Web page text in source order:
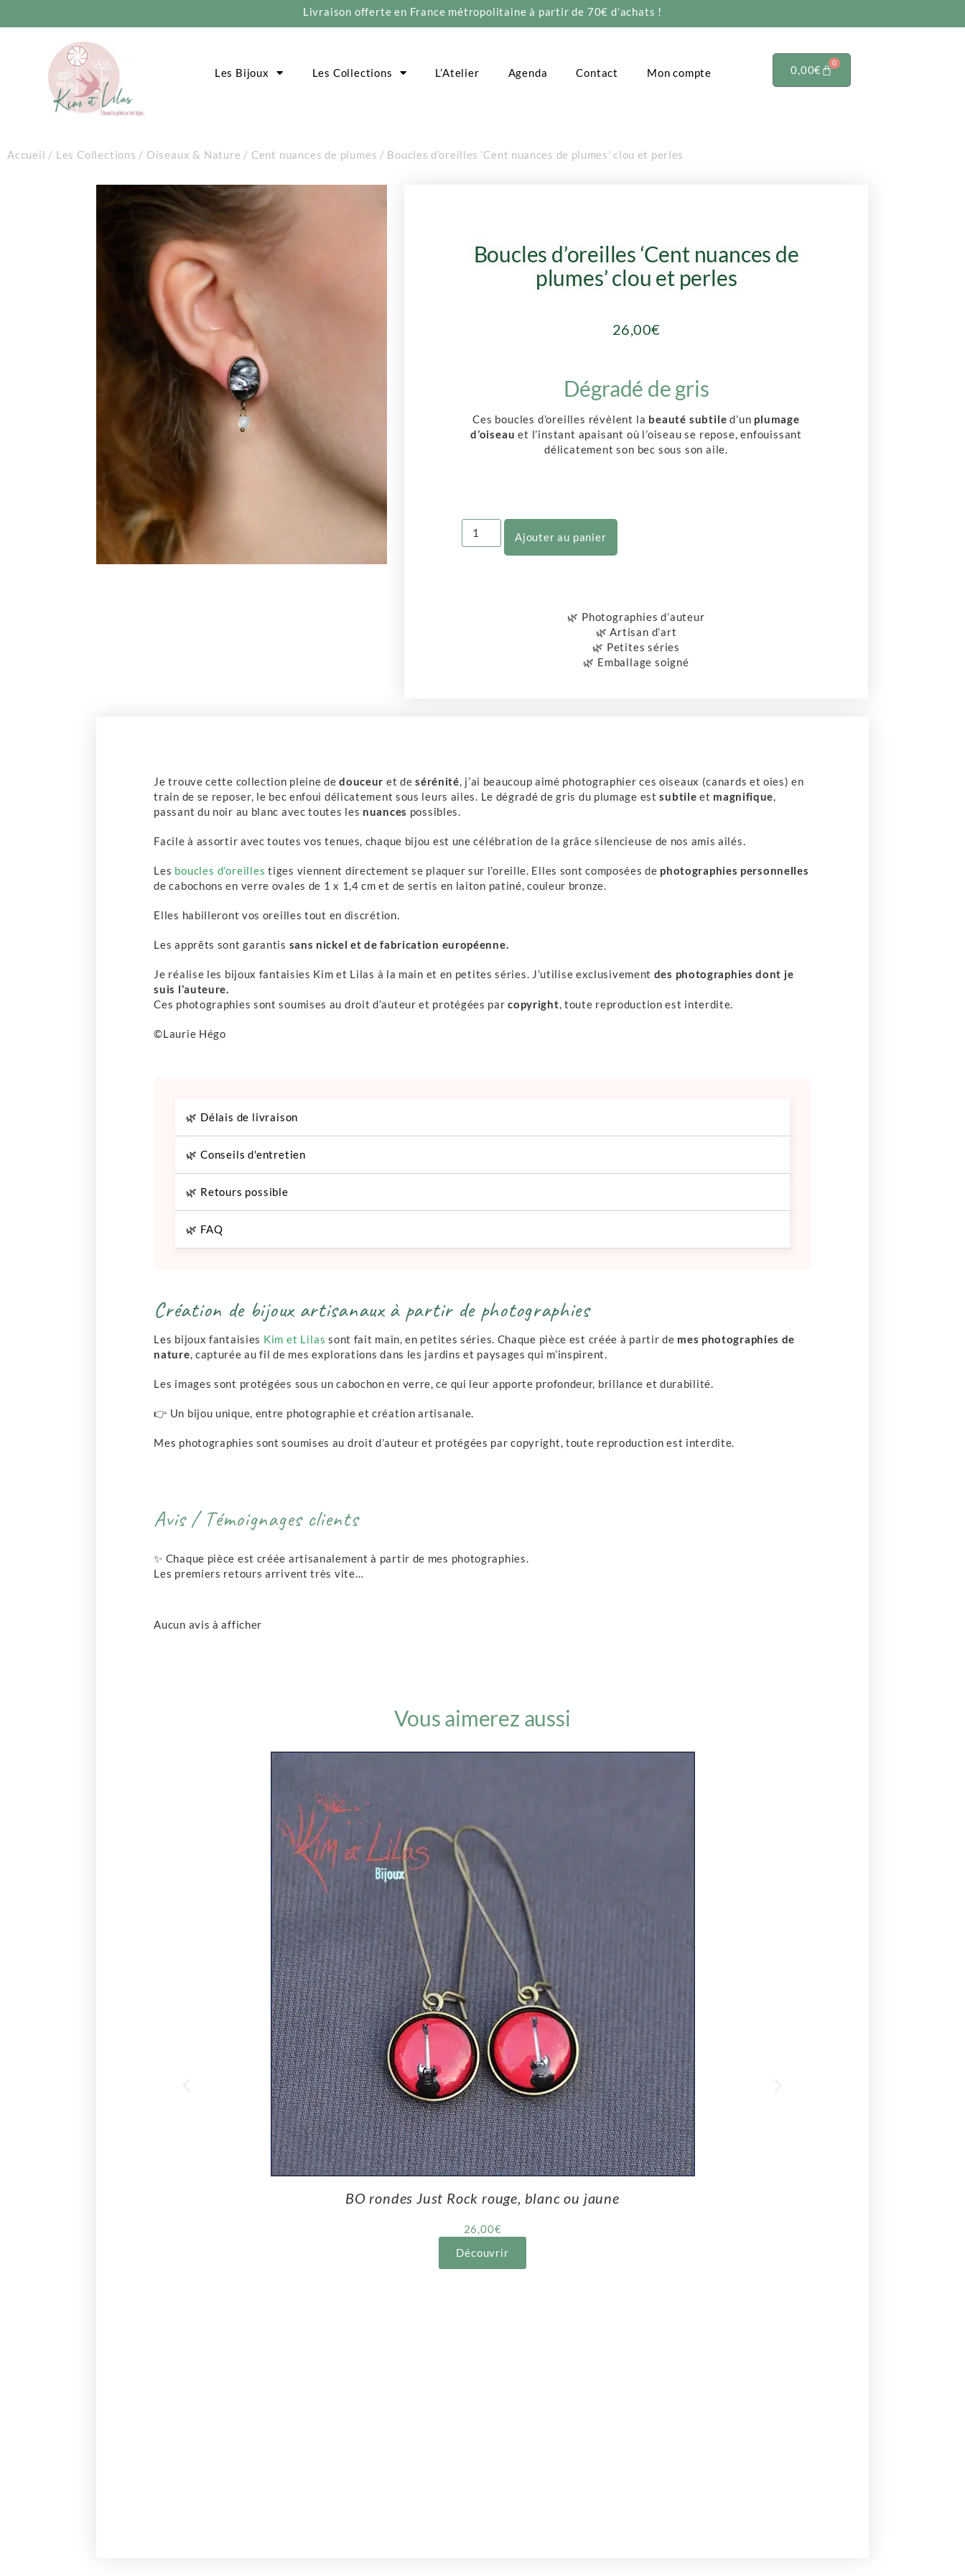
Livraison offerte en France métropolitaine à partir de 70€ d’achats !
Les Bijoux Les Collections L’Atelier Agenda Contact Mon compte 0,00€
0
Accueil / Les Collections / Oiseaux & Nature / Cent nuances de plumes / Boucles d’oreilles ‘Cent nuances de plumes’ clou et perles
Boucles d’oreilles ‘Cent nuances de
plumes’ clou et perles
26,00€
Dégradé de gris
Ces boucles d’oreilles révèlent la beauté subtile d’un plumage
d’oiseau et l’instant apaisant où l’oiseau se repose, enfouissant
délicatement son bec sous son aile.
Ajouter au panier
🌿 Photographies d’auteur
🌿 Artisan d’art
🌿 Petites séries
🌿 Emballage soigné
Je trouve cette collection pleine dedouceur et desérénité, j’ai beaucoup aimé photographier ces oiseaux (canards et oies) en
train de se reposer, le bec enfoui délicatement sous leurs ailes. Le dégradé de gris du plumage estsubtile et magnifique,
passant du noir au blanc avec toutes les nuances possibles.
Facile à assortir avec toutes vos tenues, chaque bijou est une célébration de la grâce silencieuse de nos amis ailés.
Les boucles d’oreilles tiges viennent directement se plaquer sur l’oreille. Elles sont composées de photographies personnelles
de cabochons en verre ovales de 1 x 1,4 cm et de sertis en laiton patiné, couleur bronze.
Elles habilleront vos oreilles tout en discrétion.
Les apprêts sont garantis sans nickel et de fabrication européenne.
Je réalise les bijoux fantaisies Kim et Lilas à la main et en petites séries. J’utilise exclusivement des photographies dont je
suis l’auteure.
Ces photographies sont soumises au droit d’auteur et protégées parcopyright, toute reproduction est interdite.
©Laurie Hégo
🌿 Délais de livraison
🌿 Conseils d'entretien
🌿 Retours possible
🌿 FAQ
Création de bijoux artisanaux à partir de photographies
Les bijoux fantaisies Kim et Lilas sont fait main, en petites séries. Chaque pièce est créée à partir de mes photographies de
nature, capturée au fil de mes explorations dans les jardins et paysages qui m’inspirent.
Les images sont protégées sous un cabochon en verre, ce qui leur apporte profondeur, brillance et durabilité.
👉 Un bijou unique, entre photographie et création artisanale.
Mes photographies sont soumises au droit d’auteur et protégées par copyright, toute reproduction est interdite.
Avis / Témoignages clients
✨ Chaque pièce est créée artisanalement à partir de mes photographies.
Les premiers retours arrivent très vite…
Aucun avis à afficher
Vous aimerez aussi
BO rondes Just Rock rouge, blanc ou jaune
26,00€
Découvrir